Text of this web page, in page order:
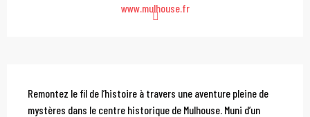
www.mulhouse.fr
Description
Remontez le fil de l’histoire à travers une aventure pleine de
mystères dans le centre historique de Mulhouse. Muni d’un